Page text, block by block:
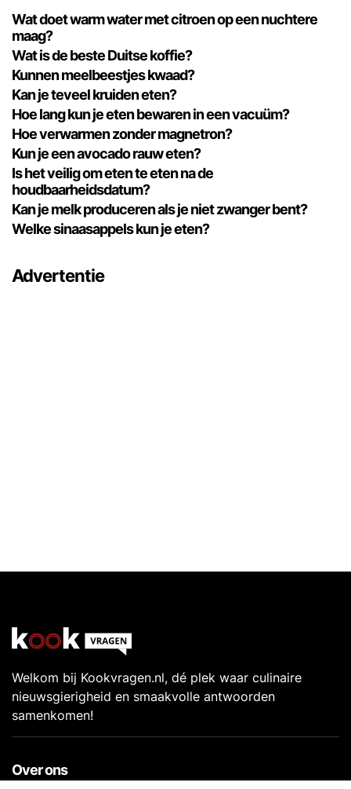
Wat doet warm water met citroen op een nuchtere
maag?
Wat is de beste Duitse koffie?
Kunnen meelbeestjes kwaad?
Kan je teveel kruiden eten?
Hoe lang kun je eten bewaren in een vacuüm?
Hoe verwarmen zonder magnetron?
Kun je een avocado rauw eten?
Is het veilig om eten te eten na de
houdbaarheidsdatum?
Kan je melk produceren als je niet zwanger bent?
Welke sinaasappels kun je eten?
Advertentie
Welkom bij Kookvragen.nl, dé plek waar culinaire
nieuwsgierigheid en smaakvolle antwoorden
samenkomen!
Over ons